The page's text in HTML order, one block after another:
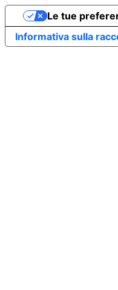
Informativa sulla
Le tue